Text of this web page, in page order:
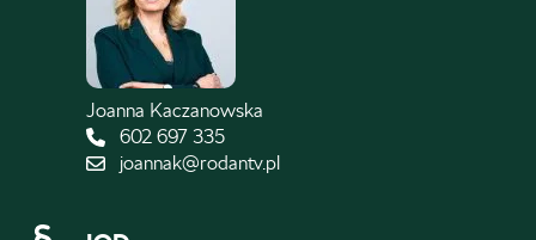
Joanna Kaczanowska
602 697 335
joannak@rodantv.pl